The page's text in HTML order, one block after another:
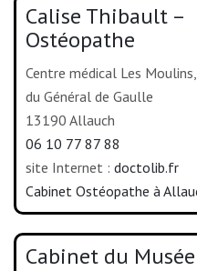
Calise Thibault –
Ostéopathe
Centre médical Les
du Général de Gaulle
13190 Allauch
06 10 77 87 88
site Internet : doctolib.fr
Cabinet Ostéopathe à
Cabinet du Musée